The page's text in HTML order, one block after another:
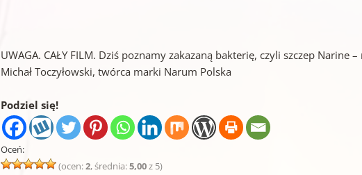
UWAGA. CAŁY FILM. Dziś poznamy zakazaną bakterię, czyli szczep
Michał Toczyłowski, twórca marki Narum Polska
Podziel się!
Oceń:
(ocen:2, średnia:5,00z 5)